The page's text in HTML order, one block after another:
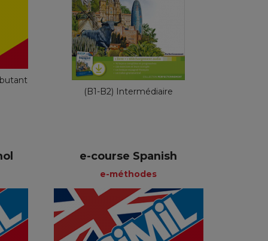
(B1-B2) Intermédiaire
54,90 €
e-course Spanish
e-méthodes
e-méthodes